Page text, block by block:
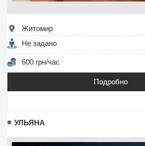
Житомир
Не задано
600 грн/час
Подробно
УЛЬЯНА